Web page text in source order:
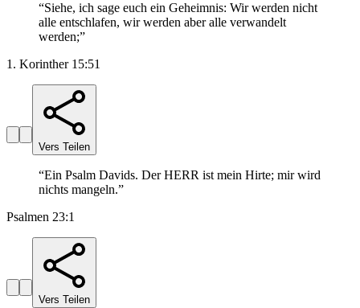
“Siehe, ich sage euch ein Geheimnis: Wir werden nicht
alle entschlafen, wir werden aber alle verwandelt
werden;”
1. Korinther 15:51
Vers Teilen
“Ein Psalm Davids. Der HERR ist mein Hirte; mir wird
nichts mangeln.”
Psalmen 23:1
Vers Teilen